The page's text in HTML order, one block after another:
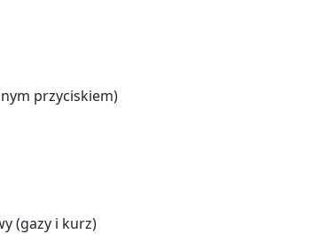
przyciskiem)
(gazy i kurz)